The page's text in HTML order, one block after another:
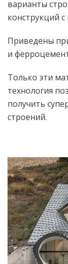
варианты
конструкций
Приведены
и
Только эти
технология
получить
строений.